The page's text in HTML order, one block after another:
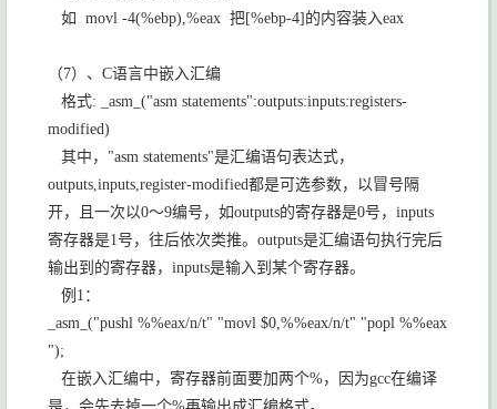
如 movl -4(%ebp),%eax 把[%ebp-4] 的内容装入eax
（7）、 C语言中嵌入汇编
格式: _asm_("asm statements":outputs:inputs:registers-
modified)
其中， "asm statements"是汇编语句表达式，
outputs,inputs,register-modified都是可选参数，以冒号隔
开，且一次以0～9编号，如outputs的寄存器是0号， inputs
寄存器是1号，往后依次类推。 outputs是汇编语句执行完后
输出到的寄存器， inputs是输入到某个寄存器。
例 1 ：
_asm_("pushl %%eax/n/t" "movl $0,%%eax/n/t" "popl %%eax
");
在嵌入汇编中，寄存器前面要加两个%，因为gcc在编译